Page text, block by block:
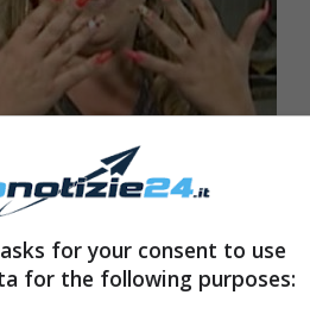
for your consent to use
for the following purposes: